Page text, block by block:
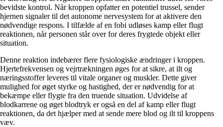
bevidste kontrol. Når kroppen opfatter en potentiel trussel, sender
hjernen signaler til det autonome nervesystem for at aktivere den
nødvendige respons. I tilfælde af en fobi udløses kamp eller flugt
reaktionen, når personen står over for deres frygtede objekt eller
situation.
Denne reaktion indebærer flere fysiologiske ændringer i kroppen.
Hjertefrekvensen og vejrtrækningen øges for at sikre, at ilt og
næringsstoffer leveres til vitale organer og muskler. Dette giver
mulighed for øget styrke og hastighed, der er nødvendig for at
bekæmpe eller flygte fra den truende situation. Udvidelse af
blodkarrene og øget blodtryk er også en del af kamp eller flugt
reaktionen, da det hjælper med at sende mere blod og ilt til kroppens
væv.